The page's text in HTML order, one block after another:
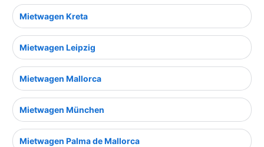
Mietwagen Kreta
Mietwagen Leipzig
Mietwagen Mallorca
Mietwagen München
Mietwagen Palma de Mallorca